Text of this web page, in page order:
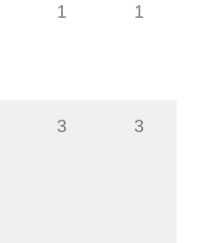
1 1
3 3